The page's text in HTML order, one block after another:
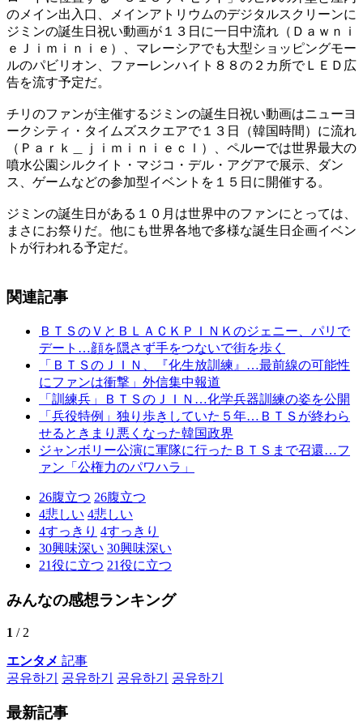
のメイン出入口、メインアトリウムのデジタルスクリーンに
ジミンの誕生日祝い動画が１３日に一日中流れ（Ｄａｗｎｉ
ｅＪｉｍｉｎｉｅ）、マレーシアでも大型ショッピングモー
ルのパビリオン、ファーレンハイト８８の２カ所でＬＥＤ広
告を流す予定だ。
チリのファンが主催するジミンの誕生日祝い動画はニューヨ
ークシティ・タイムズスクエアで１３日（韓国時間）に流れ
（Ｐａｒｋ＿ｊｉｍｉｎｉｅｃｌ）、ペルーでは世界最大の
噴水公園シルクイト・マジコ・デル・アグアで展示、ダン
ス、ゲームなどの参加型イベントを１５日に開催する。
ジミンの誕生日がある１０月は世界中のファンにとっては、
まさにお祭りだ。他にも世界各地で多様な誕生日企画イベン
トが行われる予定だ。
関連記事
ＢＴＳのＶとＢＬＡＣＫＰＩＮＫのジェニー、パリで
デート…顔を隠さず手をつないで街を歩く
「ＢＴＳのＪＩＮ、『化生放訓練』…最前線の可能性
にファンは衝撃」外信集中報道
「訓練兵」ＢＴＳのＪＩＮ…化学兵器訓練の姿を公開
「兵役特例」独り歩きしていた５年…ＢＴＳが終わら
せるときまり悪くなった韓国政界
ジャンボリー公演に軍隊に行ったＢＴＳまで召還…フ
ァン「公権力のパワハラ」
26腹立つ 26腹立つ
4悲しい 4悲しい
4すっきり 4すっきり
30興味深い 30興味深い
21役に立つ 21役に立つ
みんなの感想ランキング
1 / 2
エンタメ 記事
공유하기
공유하기 공유하기 공유하기
最新記事